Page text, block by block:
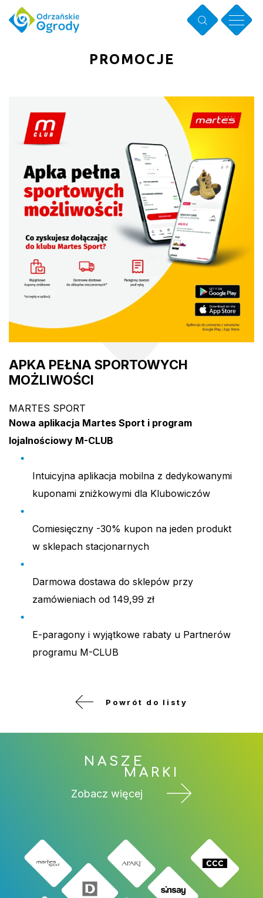
PROMOCJE
APKA PEŁNA SPORTOWYCH
MOŻLIWOŚCI
MARTES SPORT
Nowa aplikacja Martes Sport i program
lojalnościowy M-CLUB
Intuicyjna aplikacja mobilna z dedykowanymi
kuponami zniżkowymi dla Klubowiczów
Comiesięczny -30% kupon na jeden produkt
w sklepach stacjonarnych
Darmowa dostawa do sklepów przy
zamówieniach od 149,99 zł
E-paragony i wyjątkowe rabaty u Partnerów
programu M-CLUB
Powrót do listy
NASZE
MARKI
Zobacz więcej